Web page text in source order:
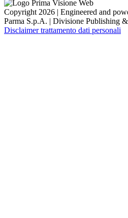
Copyright 2026 | Engineered and
Parma S.p.A. | Divisione Publishing
Disclaimer trattamento dati personali